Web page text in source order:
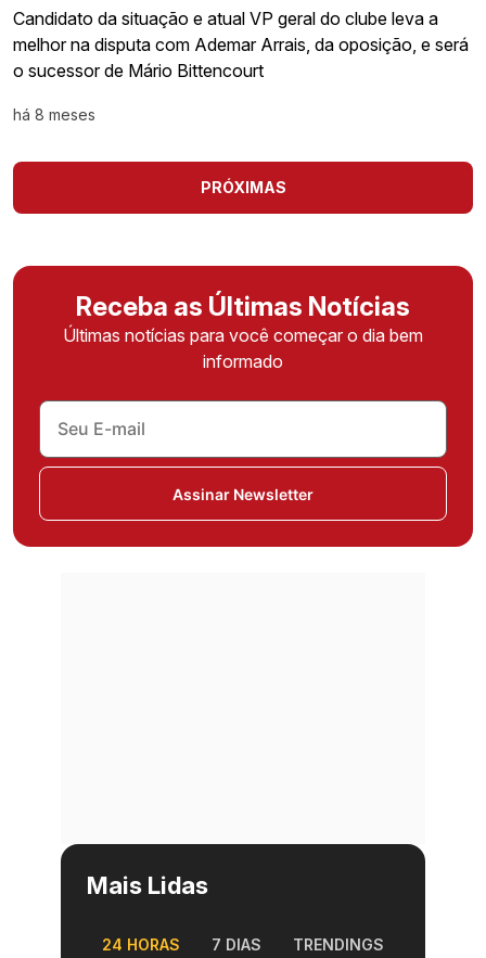
Candidato da situação e atual VP geral do clube leva a
melhor na disputa com Ademar Arrais, da oposição, e será
o sucessor de Mário Bittencourt
há 8 meses
PRÓXIMAS
Receba as Últimas Notícias
Últimas notícias para você começar o dia bem
informado
Assinar Newsletter
Mais Lidas
24 HORAS 7 DIAS TRENDINGS